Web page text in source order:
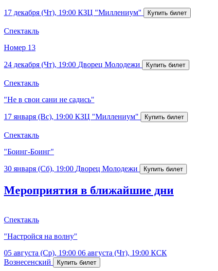
17 декабря (Чт), 19:00 КЗЦ "Миллениум"
Спектакль
Номер 13
24 декабря (Чт), 19:00 Дворец Молодежи
Спектакль
"Не в свои сани не садись"
17 января (Вс), 19:00 КЗЦ "Миллениум"
Спектакль
"Боинг-Боинг"
30 января (Сб), 19:00 Дворец Молодежи
Мероприятия в ближайшие дни
Спектакль
"Настройся на волну"
05 августа (Ср), 19:00 06 августа (Чт), 19:00 КСК
Вознесенский